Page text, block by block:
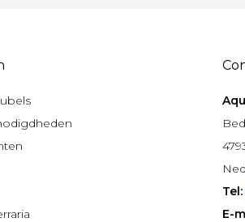
Tel:
E-